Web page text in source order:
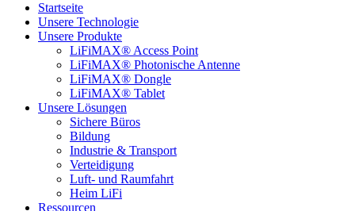
Startseite
Unsere Technologie
Unsere Produkte
LiFiMAX® Access Point
LiFiMAX® Photonische Antenne
LiFiMAX® Dongle
LiFiMAX® Tablet
Unsere Lösungen
Sichere Büros
Bildung
Industrie & Transport
Verteidigung
Luft- und Raumfahrt
Heim LiFi
Ressourcen